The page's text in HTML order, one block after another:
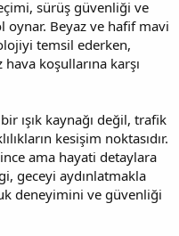
sürüş güvenliği ve
oynar. Beyaz ve hafif mavi
temsil ederken,
koşullarına karşı
ışık kaynağı değil, trafik
kesişim noktasıdır.
ama hayati detaylara
geceyi aydınlatmakla
deneyimini ve güvenliği